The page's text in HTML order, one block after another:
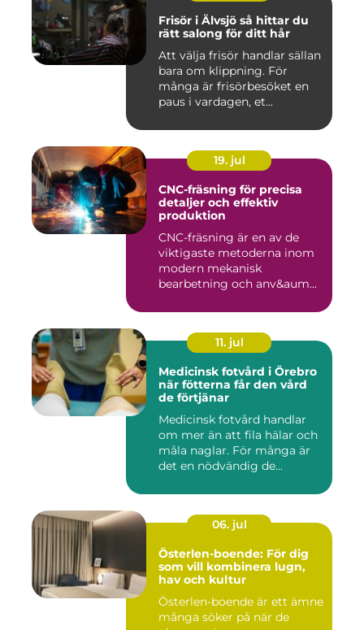
Frisör i Älvsjö så hittar du
rätt salong för ditt hår
Att välja frisör handlar sällan
bara om klippning. För
många är frisörbesöket en
paus i vardagen, et...
19. jul
CNC-fräsning för precisa
detaljer och effektiv
produktion
CNC-fräsning är en av de
viktigaste metoderna inom
modern mekanisk
bearbetning och anv&aum...
11. jul
Medicinsk fotvård i Örebro
när fötterna får den vård
de förtjänar
Medicinsk fotvård handlar
om mer än att fila hälar och
måla naglar. För många är
det en nödvändig de...
06. jul
Österlen-boende: För dig
som vill kombinera lugn,
hav och kultur
Österlen-boende är ett ämne
många söker på när de